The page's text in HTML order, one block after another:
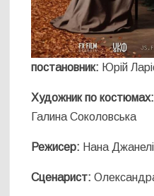
постановник: Юрій
Художник по костюмах:
Галина Соколовська
Режисер: Нана
Сценарист: